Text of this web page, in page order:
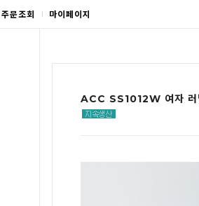
주문조회 마이페이지
ACC SS1012W 여자 러